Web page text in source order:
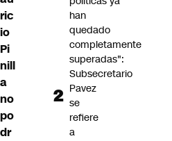
ric
io
Pi
nill
a
no
po
dr
han
quedado
completamente
superadas":
Subsecretario
Pavez
se
refiere
a